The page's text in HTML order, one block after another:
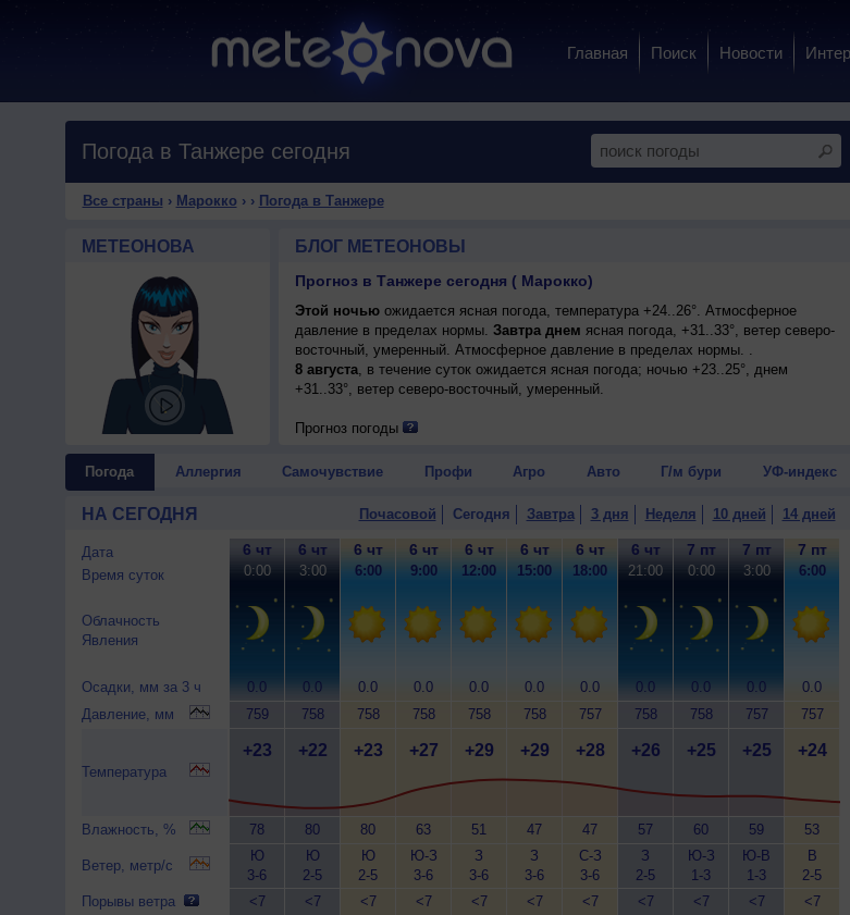
Главная Поиск Новости
Погода в Танжере сегодня
Все страны › Марокко › › Погода в Танжере
МЕТЕОНОВА БЛОГ МЕТЕОНОВЫ
Прогноз в Танжере сегодня ( Марокко)
Этой ночьюожидается ясная погода, температура +24..26°. Атмосферное
давление в пределах нормы. Завтра днем ясная погода, +31..33°, ветер северо-
восточный, умеренный. Атмосферное давление в пределах нормы. .
8 августа, в течение суток ожидается ясная погода; ночью +23..25°, днем
+31..33°, ветер северо-восточный, умеренный.
Прогноз погоды
Погода Аллергия Самочувствие Профи Агро Авто Г/м бури УФ-индекс
НА СЕГОДНЯ Почасовой Сегодня Завтра 3 дня Неделя 10 дней 14 дней
Дата
Время суток
Облачность
Явления
Осадки, мм за 3 ч
Давление, мм
Температура
Влажность, %
Ветер, метр/с
Порывы ветра
6 чт
0:00
0.0
759
+23
78
Ю
3-6
<7
6 чт
3:00
0.0
758
+22
80
Ю
2-5
<7
6 чт
6:00
0.0
758
+23
80
Ю
2-5
<7
6 чт
9:00
0.0
758
+27
63
Ю-З
3-6
<7
6 чт
12:00
0.0
758
+29
51
З
3-6
<7
6 чт
15:00
0.0
758
+29
47
З
3-6
<7
6 чт
18:00
0.0
757
+28
47
С-З
3-6
<7
6 чт
21:00
0.0
758
+26
57
З
2-5
<7
7 пт
0:00
0.0
758
+25
60
Ю-З
1-3
<7
7 пт
3:00
0.0
757
+25
59
Ю-В
1-3
<7
7 пт
6:00
0.0
757
+24
53
В
2-5
<7